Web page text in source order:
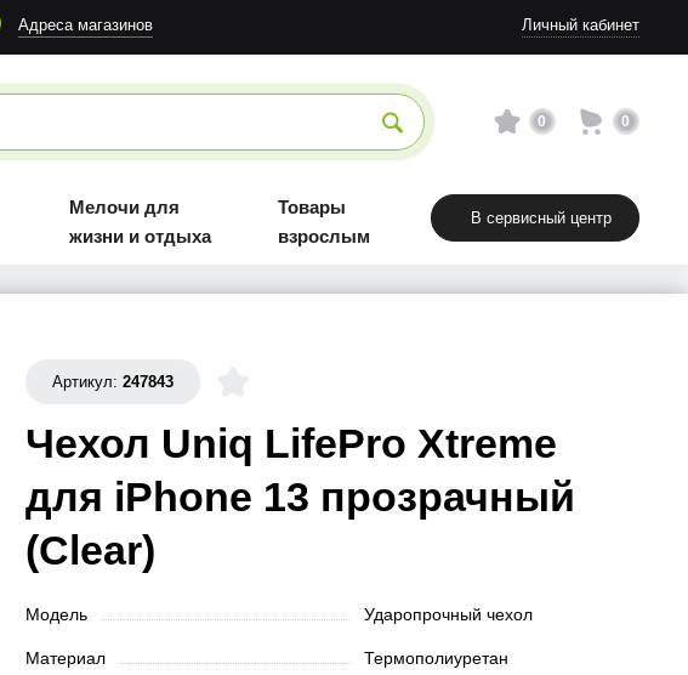
Адреса магазинов Личный кабинет
0 0
Мелочи для
жизни и отдыха
Товары
взрослым
В сервисный центр
Артикул:247843
Чехол Uniq LifePro Xtreme
для iPhone 13 прозрачный
(Clear)
Модель Ударопрочный чехол
Материал Термополиуретан